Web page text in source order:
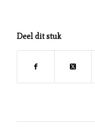
Deel dit stuk